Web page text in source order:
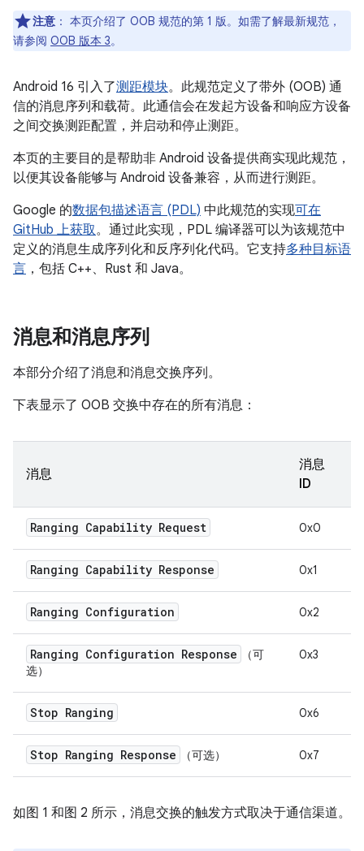
注意 ： 本页介绍了 OOB 规范的第 1 版。如需了解最新规范，
请参阅 OOB 版本 3。
Android 16 引入了测距模块。此规范定义了带外 (OOB) 通
信的消息序列和载荷。此通信会在发起方设备和响应方设备
之间交换测距配置，并启动和停止测距。
本页的主要目的是帮助非 Android 设备提供商实现此规范，
以便其设备能够与 Android 设备兼容，从而进行测距。
Google 的数据包描述语言 (PDL) 中此规范的实现可在
GitHub 上获取。通过此实现，PDL 编译器可以为该规范中
定义的消息生成序列化和反序列化代码。它支持多种目标语
言 ，包括 C++、Rust 和 Java。
消息和消息序列
本部分介绍了消息和消息交换序列。
下表显示了 OOB 交换中存在的所有消息：
消息
消息
ID
Ranging Capability Request 0x0
Ranging Capability Response 0x1
Ranging Configuration 0x2
Ranging Configuration Response
（可
选）
0x3
Stop Ranging 0x6
Stop Ranging Response （可选） 0x7
如图 1 和图 2 所示，消息交换的触发方式取决于通信渠道。